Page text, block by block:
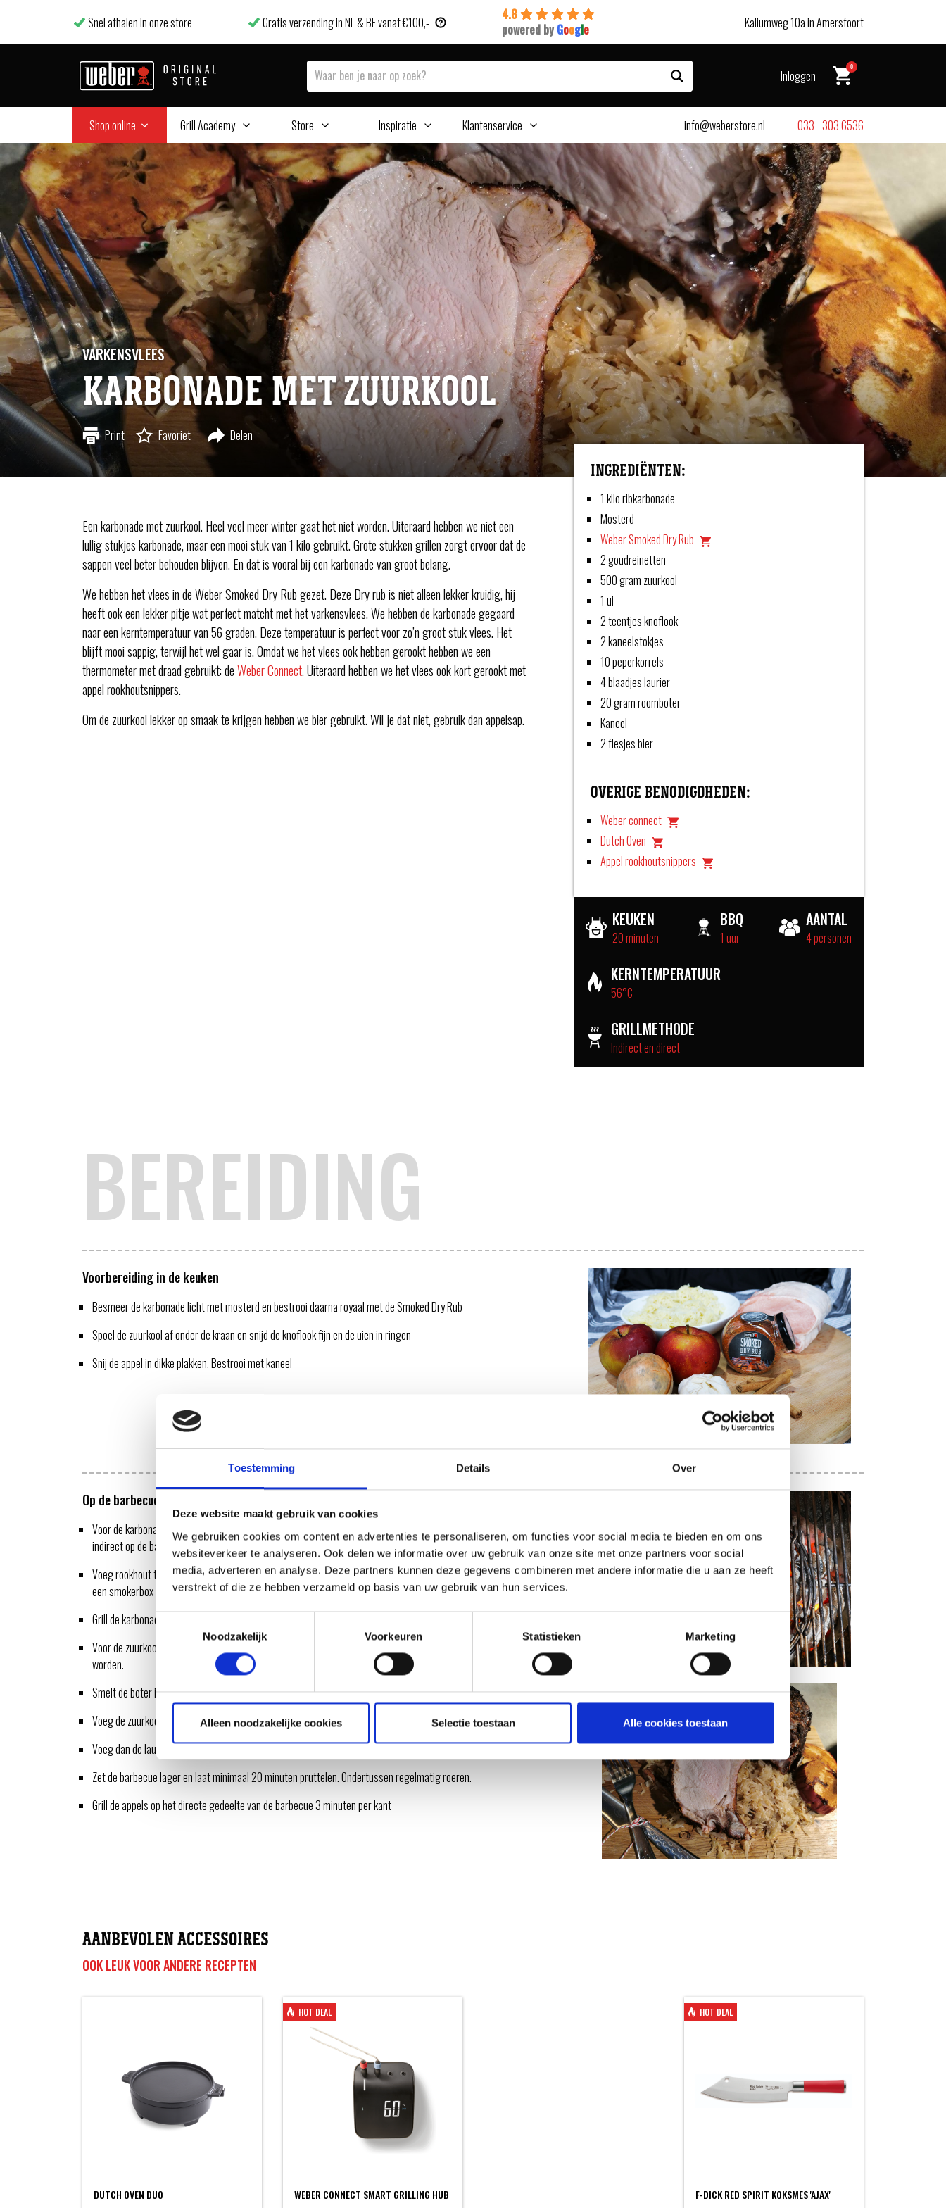
Toestemming Details Over
Deze website maakt gebruik van cookies
We gebruiken cookies om content en advertenties te personaliseren, om functies voor social media te bieden en om ons
websiteverkeer te analyseren. Ook delen we informatie over uw gebruik van onze site met onze partners voor social
media, adverteren en analyse. Deze partners kunnen deze gegevens combineren met andere informatie die u aan ze heeft
verstrekt of die ze hebben verzameld op basis van uw gebruik van hun services.
Toestemmingsselectie
Noodzakelijk
Voorkeuren Statistieken Marketing
Alleen noodzakelijke cookies Selectie toestaan Alle cookies toestaan
Snel afhalen in onze store Gratis verzending in NL & BE vanaf €100,-
4.8
powered by Google Kaliumweg 10a in Amersfoort
Inloggen
0
Shop online Grill Academy Store Inspiratie Klantenservice info@weberstore.nl 033 - 303 6536
VARKENSVLEES
KARBONADE MET ZUURKOOL
Print Favoriet Delen
Een karbonade met zuurkool. Heel veel meer winter gaat het niet worden. Uiteraard hebben we niet een
lullig stukjes karbonade, maar een mooi stuk van 1 kilo gebruikt. Grote stukken grillen zorgt ervoor dat de
sappen veel beter behouden blijven. En dat is vooral bij een karbonade van groot belang.
We hebben het vlees in de Weber Smoked Dry Rub gezet. Deze Dry rub is niet alleen lekker kruidig, hij
heeft ook een lekker pitje wat perfect matcht met het varkensvlees. We hebben de karbonade gegaard
naar een kerntemperatuur van 56 graden. Deze temperatuur is perfect voor zo’n groot stuk vlees. Het
blijft mooi sappig, terwijl het wel gaar is. Omdat we het vlees ook hebben gerookt hebben we een
thermometer met draad gebruikt: deWeber Connect. Uiteraard hebben we het vlees ook kort gerookt met
appel rookhoutsnippers.
Om de zuurkool lekker op smaak te krijgen hebben we bier gebruikt. Wil je dat niet, gebruik dan appelsap.
INGREDIËNTEN:
1 kilo ribkarbonade
Mosterd
Weber Smoked Dry Rub
2 goudreinetten
500 gram zuurkool
1 ui
2 teentjes knoflook
2 kaneelstokjes
10 peperkorrels
4 blaadjes laurier
20 gram roomboter
Kaneel
2 flesjes bier
OVERIGE BENODIGDHEDEN:
Weber connect
Dutch Oven
Appel rookhoutsnippers
KEUKEN
20 minuten
BBQ
1 uur
AANTAL
4 personen
KERNTEMPERATUUR
56°C
GRILLMETHODE
Indirect en direct
BEREIDING
Voorbereiding in de keuken
Besmeer de karbonade licht met mosterd en bestrooi daarna royaal met de Smoked Dry Rub
Spoel de zuurkool af onder de kraan en snijd de knoflook fijn en de uien in ringen
Snij de appel in dikke plakken. Bestrooi met kaneel
Op de barbecue
Voor de karbonade: Bereid een barbecue voor op indirecte hitte van 180 graden. Plaats de karbonade
indirect op de barbecue. Plaats de sensor van de Weber Connect in het midden van het vlees.
Voeg rookhout toe door de snippers direct op de kolen te strooien. Als je een gas barbecue hebt gebruik dan
een smokerbox en wacht totdat deze gaat roken (20/30 minuten)
Grill de karbonade naar een kerntemperatuur van 56 graden.
Voor de zuurkool en appels: Zet een Dutch oven op de barbecue of zijbrander (200 graden) en laat heet
worden.
Smelt de boter in de pan en voeg de uien toe. Bak totdat ze glazig zijn en voeg de knoflook toe.
Voeg de zuurkool toe en bak kort mee.
Voeg dan de laurierblaadjes, de kaneelstokjes en de inhoud van de 2 flesjes bier toe.
Zet de barbecue lager en laat minimaal 20 minuten pruttelen. Ondertussen regelmatig roeren.
Grill de appels op het directe gedeelte van de barbecue 3 minuten per kant
AANBEVOLEN ACCESSOIRES
OOK LEUK VOOR ANDERE RECEPTEN
DUTCH OVEN DUO
HOT DEAL
WEBER CONNECT SMART GRILLING HUB
HOT DEAL
F-DICK RED SPIRIT KOKSMES 'AJAX'